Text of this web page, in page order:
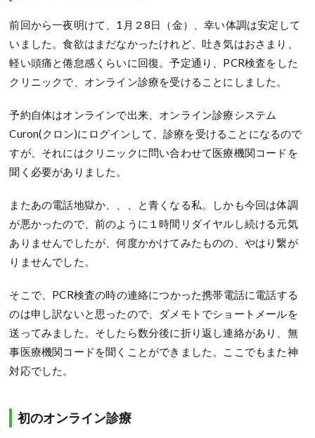
前回から一夜明けて、1月２8日（金）、幸い体調は安定して
いました。食欲はまだなかったけれど、吐き気はおさまり、
軽い頭痛と倦怠感くらいに回復。予定通り、PCR検査をした
クリニックで、オンライン診療を受けることにしました。
予約自体はオンラインで出来、オンライン診療システム
Curon(クロン)にログインして、診療を受けることになるので
すが、それにはクリニックに問い合わせて医療機関コードを
聞く必要がありました。
またあの電話地獄か、、、と青くなる私。しかも今回は体調
が悪かったので、前のように１時間リダイヤルし続ける元気
ありませんでしたが、何度かかけてみたものの、やはり繋が
りませんでした。
そこで、PCR検査の時の連絡につかった携帯電話に電話する
のは申し訳ないと思ったので、ダメモトでショートメールを
送ってみました。そしたら数分後に折り返し連絡があり、無
事医療機関コードを聞くことができました。ここでもまた神
対応でした。
初のオンライン診療